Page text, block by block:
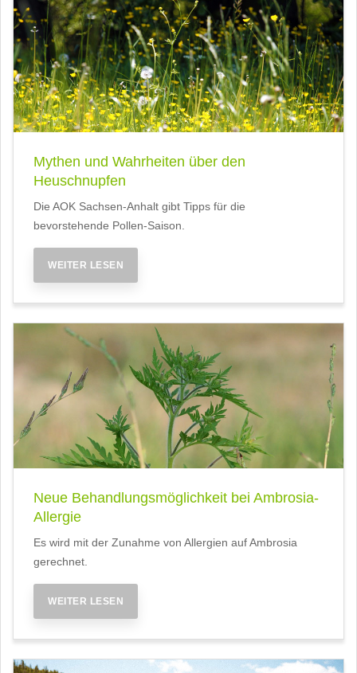
Mythen und Wahrheiten über den
Heuschnupfen
Die AOK Sachsen-Anhalt gibt Tipps für die
bevorstehende Pollen-Saison.
WEITER LESEN
Neue Behandlungsmöglichkeit bei Ambrosia-
Allergie
Es wird mit der Zunahme von Allergien auf Ambrosia
gerechnet.
WEITER LESEN